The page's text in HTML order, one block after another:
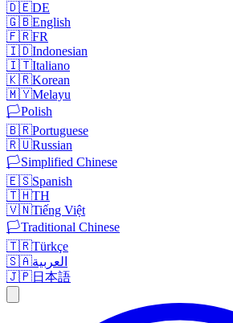
🇩🇪DE
🇬🇧English
🇫🇷FR
🇮🇩Indonesian
🇮🇹Italiano
🇰🇷Korean
🇲🇾Melayu
🏳️Polish
🇧🇷Portuguese
🇷🇺Russian
🏳️Simplified Chinese
🇪🇸Spanish
🇹🇭TH
🇻🇳Tiếng Việt
🏳️Traditional Chinese
🇹🇷Türkçe
🇸🇦العربية
🇯🇵日本語